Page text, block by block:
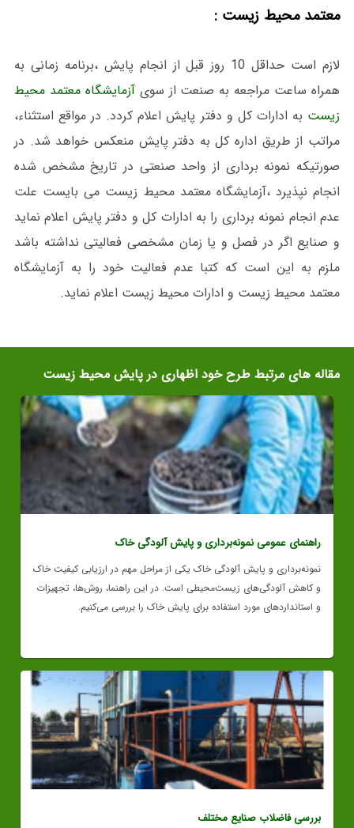
معتمد محیط زیست :
لازم است حداقل 10 روز قبل از انجام پایش ،برنامه زمانی به
همراه ساعت مراجعه به صنعت از سویآزمایشگاه معتمد محیط
زیست به ادارات کل و دفتر پایش اعلام کردد. در مواقع استثناء،
مراتب از طریق اداره کل به دفتر پایش منعکس خواهد شد. در
صورتیکه نمونه برداری از واحد صنعتی در تاریخ مشخص شده
انجام نپذیرد ،آزمایشگاه معتمد محیط زیست می بایست علت
عدم انجام نمونه برداری را به ادارات کل و دفتر پایش اعلام نماید
و صنایع اگر در فصل و یا زمان مشخصی فعالیتی نداشته باشد
ملزم به این است که کتبا عدم فعالیت خود را به آزمایشگاه
معتمد محیط زیست و ادارات محیط زیست اعلام نماید.
مقاله های مرتبط طرح خود اظهاری در پایش محیط زیست
راهنمای عمومی نمونه‌برداری و پایش آلودگی خاک
نمونه‌برداری و پایش آلودگی خاک یکی از مراحل مهم در ارزیابی کیفیت خاک
و کاهش آلودگی‌های زیست‌محیطی است. در این راهنما، روش‌ها، تجهیزات
و استانداردهای مورد استفاده برای پایش خاک را بررسی می‌کنیم.
بررسی فاضلاب صنایع مختلف